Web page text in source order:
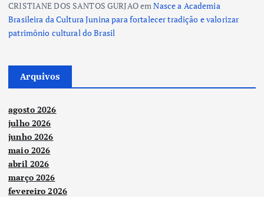
CRISTIANE DOS SANTOS GURJAOemNasce a Academia
Brasileira da Cultura Junina para fortalecer tradição e valorizar
patrimônio cultural do Brasil
Arquivos
agosto 2026
julho 2026
junho 2026
maio 2026
abril 2026
março 2026
fevereiro 2026